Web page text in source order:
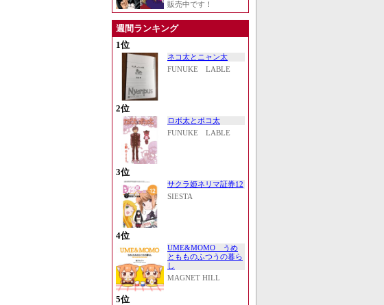
販売中です！
週間ランキング
1位
ネコ太とニャン太
FUNUKE LABLE
2位
ロボ太とポコ太
FUNUKE LABLE
3位
サクラ姫ネリマ証券12
SIESTA
4位
UME&MOMO うめ
ともものふつうの暮ら
し
MAGNET HILL
5位